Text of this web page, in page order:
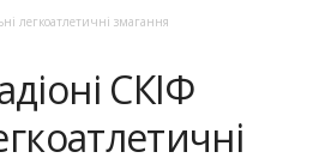
легкоатлетичні змагання
СКІФ